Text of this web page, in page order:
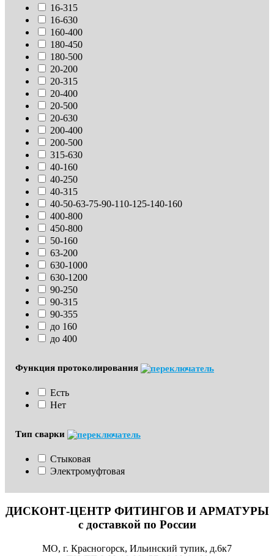
16-315
16-630
160-400
180-450
180-500
20-200
20-315
20-400
20-500
20-630
200-400
200-500
315-630
40-160
40-250
40-315
40-50-63-75-90-110-125-140-160
400-800
450-800
50-160
63-200
630-1000
630-1200
90-250
90-315
90-355
до 160
до 400
Функция протоколирования
Есть
Нет
Тип сварки
Стыковая
Электромуфтовая
ДИСКОНТ-ЦЕНТР ФИТИНГОВ И АРМАТУРЫ
с доставкой по России
МО, г. Красногорск, Ильинский тупик, д.6к7